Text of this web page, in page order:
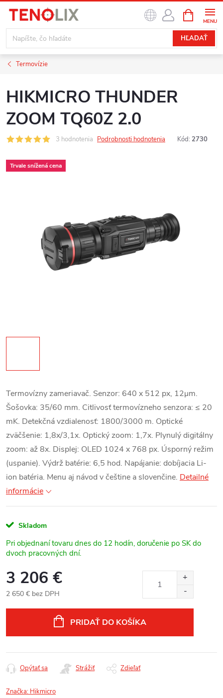
obsah
HĽADAŤ
KOŠÍK
Termovízie
HIKMICRO THUNDER
ZOOM TQ60Z 2.0
3 hodnotenia Podrobnosti hodnotenia Kód: 2730
Trvale snížená cena
Termovízny zameriavač. Senzor: 640 x 512 px, 12μm.
Šošovka: 35/60 mm. Citlivosť termovízneho senzora: ≤ 20
mK. Detekčná vzdialenosť: 1800/3000 m. Optické
zväčšenie: 1,8x/3,1x. Optický zoom: 1,7x. Plynulý digitálny
zoom: až 8x. Displej: OLED 1024 x 768 px. Úsporný režim
(uspanie). Výdrž batérie: 6,5 hod. Napájanie: dobíjacia Li-
ion batéria. Menu aj návod v češtine a slovenčine. Detailné
informácie
Skladom
Pri objednaní tovaru dnes do 12 hodín, doručenie po SK do
dvoch pracovných dní.
3 206 €
2 650 € bez DPH
PRIDAŤ DO KOŠÍKA
Opýtať sa Strážiť Zdieľať
Značka: Hikmicro